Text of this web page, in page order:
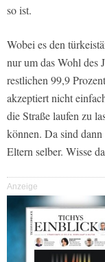
so ist.
Wobei es den
nur um das Wohl des
restlichen 99,9
akzeptiert nicht
die Straße laufen zu
können. Da sind
Eltern selber. Wisse
Anzeige